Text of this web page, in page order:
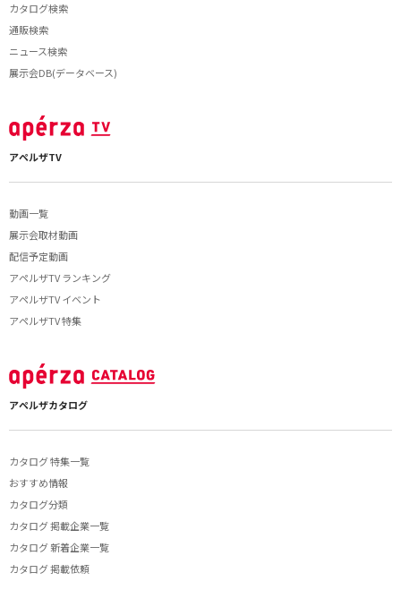
カタログ検索
通販検索
ニュース検索
展示会DB(データベース)
アペルザTV
動画一覧
展示会取材動画
配信予定動画
アペルザTV ランキング
アペルザTV イベント
アペルザTV 特集
アペルザカタログ
カタログ 特集一覧
おすすめ情報
カタログ分類
カタログ 掲載企業一覧
カタログ 新着企業一覧
カタログ 掲載依頼